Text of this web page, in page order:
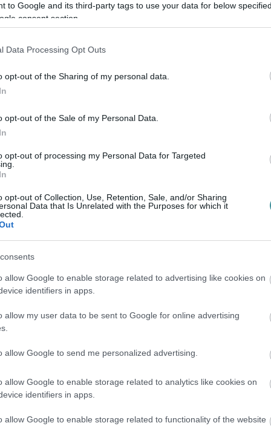
to Google and its third-party tags to use your data for below
consent section.
Data Processing Opt Outs
opt-out of the Sharing of my personal data.
opt-out of the Sale of my Personal Data.
opt-out of processing my Personal Data for Targeted
opt-out of Collection, Use, Retention, Sale, and/or Sharing
Data that Is Unrelated with the Purposes for which it
allow Google to enable storage related to advertising like cookies on
identifiers in apps.
allow my user data to be sent to Google for online advertising
allow Google to send me personalized advertising.
allow Google to enable storage related to analytics like cookies on
identifiers in apps.
allow Google to enable storage related to functionality of the website
szempontból is méltatlan a kerítés
nyugvók és hozzátartozóik
hiszen a közeli Szépasszony-völgybe
városvezetésnél többször is
ezért külön öröm számára,
helyzetet.
ügyvezetője elmondta: az új kerítést a
két hónap alatt. Az eredeti, leomlott
a közeli urnafalakat. Monolit
az eredeti kerítésmezőt felújítva
modernebb, esztétikusabb lesz – tette
30-ára készül el.
az EGRI ÜGYEK Google Hírek oldalán!